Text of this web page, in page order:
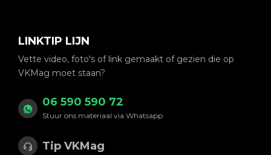
LINKTIP LIJN
Vette video, foto's of link gemaakt of gezien die op
VKMag moet staan?
06 590 590 72
Stuur ons materiaal via Whatsapp
Tip VKMag